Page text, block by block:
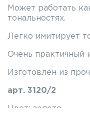
Может работать
тональностях.
Легко имитирует
Очень практичный
Изготовлен из
арт. 3120/2
Цвет: золото